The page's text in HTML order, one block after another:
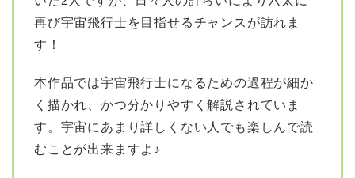
再び宇宙飛行士を目指せるチャンスが訪れま
す！
本作品では宇宙飛行士になるための過程が細か
く描かれ、かつ分かりやすく解説されていま
す。宇宙にあまり詳しくない人でも楽しんで読
むことが出来ますよ♪